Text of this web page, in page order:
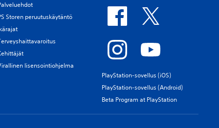
Storen peruutuskäytäntö
lisensointiohjelma
PlayStation-sovellus (iOS)
PlayStation-sovellus (Android)
Beta Program at PlayStation